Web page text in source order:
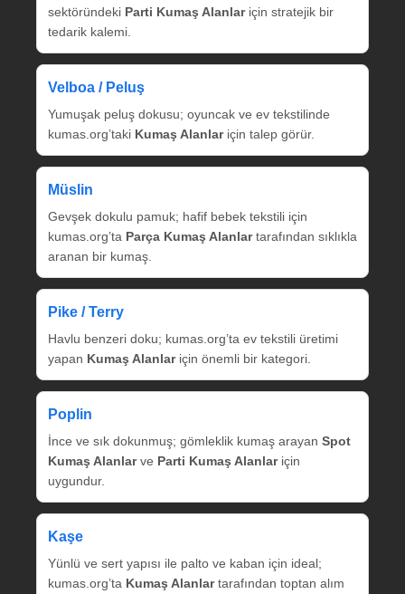
sektöründeki Parti Kumaş Alanlariçin stratejik bir
tedarik kalemi.
Velboa / Peluş
Yumuşak peluş dokusu; oyuncak ve ev tekstilinde
kumas.org’taki Kumaş Alanlariçin talep görür.
Müslin
Gevşek dokulu pamuk; hafif bebek tekstili için
kumas.org’ta Parça Kumaş Alanlartarafından sıklıkla
aranan bir kumaş.
Pike / Terry
Havlu benzeri doku; kumas.org’ta ev tekstili üretimi
yapan Kumaş Alanlariçin önemli bir kategori.
Poplin
İnce ve sık dokunmuş; gömleklik kumaş arayan Spot
Kumaş Alanlarve Parti Kumaş Alanlariçin
uygundur.
Kaşe
Yünlü ve sert yapısı ile palto ve kaban için ideal;
kumas.org’ta Kumaş Alanlartarafından toptan alım